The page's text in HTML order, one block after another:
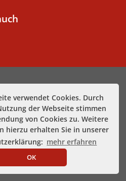
verwendet Cookies. Durch
der Webseite stimmen
von Cookies zu. Weitere
hierzu erhalten Sie in unserer
mehr erfahren
OK
Datenschutz